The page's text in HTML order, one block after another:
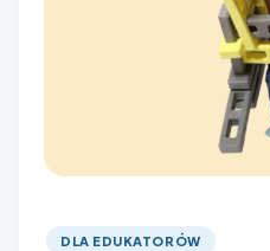
DLA EDUKATORÓW